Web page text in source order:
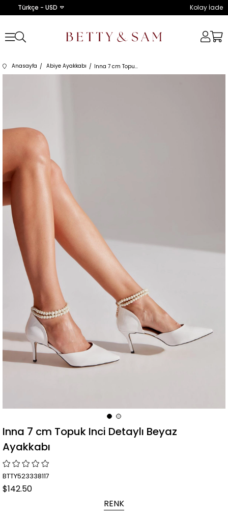
Türkçe - USD Kolay İade
Anasayfa Abiye Ayakkabı Inna 7 cm Topuk Inci Detaylı Beyaz Ayakkabı
Inna 7 cm Topuk Inci Detaylı Beyaz
Ayakkabı
BTTY523338117
$142.50
RENK